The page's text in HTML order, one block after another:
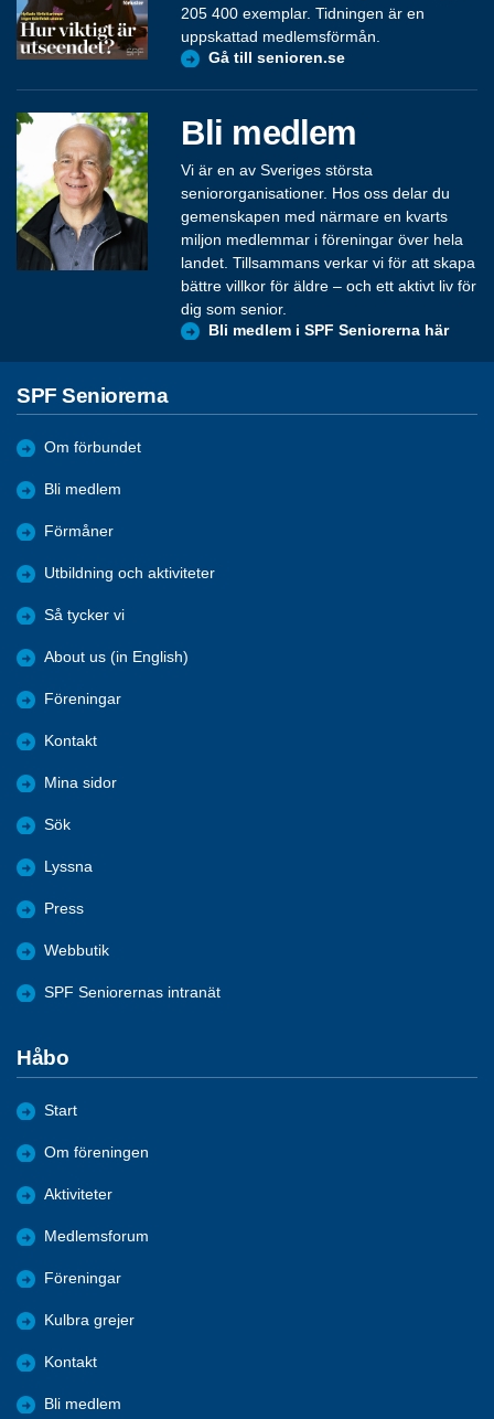
205 400 exemplar. Tidningen är en
uppskattad medlemsförmån.
Gå till senioren.se
Bli medlem
Vi är en av Sveriges största
seniororganisationer. Hos oss delar du
gemenskapen med närmare en kvarts
miljon medlemmar i föreningar över hela
landet. Tillsammans verkar vi för att skapa
bättre villkor för äldre – och ett aktivt liv för
dig som senior.
Bli medlem i SPF Seniorerna här
SPF Seniorerna
Om förbundet
Bli medlem
Förmåner
Utbildning och aktiviteter
Så tycker vi
About us (in English)
Föreningar
Kontakt
Mina sidor
Sök
Lyssna
Press
Webbutik
SPF Seniorernas intranät
Håbo
Start
Om föreningen
Aktiviteter
Medlemsforum
Föreningar
Kulbra grejer
Kontakt
Bli medlem